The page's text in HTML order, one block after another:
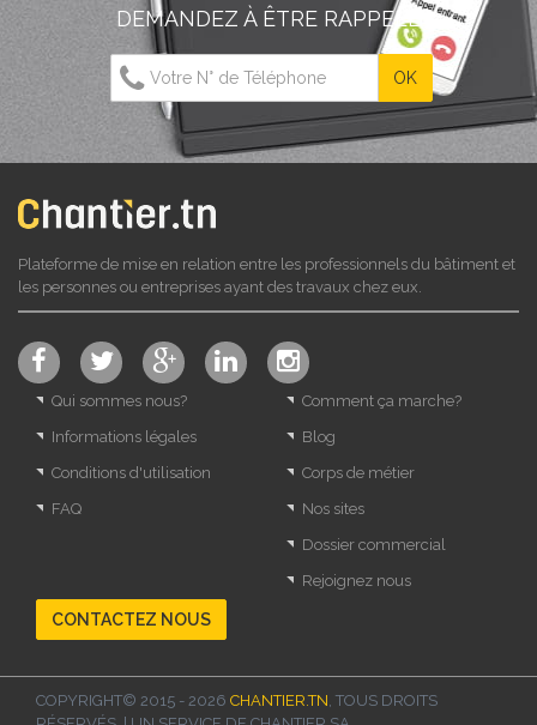
DEMANDEZ À ÊTRE RAPPELÉ
Plateforme de mise en relation entre les professionnels du bâtiment et
les personnes ou entreprises ayant des travaux chez eux.
Qui sommes nous?
Informations légales
Conditions d'utilisation
FAQ
Comment ça marche?
Blog
Corps de métier
Nos sites
Dossier commercial
Rejoignez nous
CONTACTEZ NOUS
COPYRIGHT© 2015 - 2026 CHANTIER.TN , TOUS DROITS